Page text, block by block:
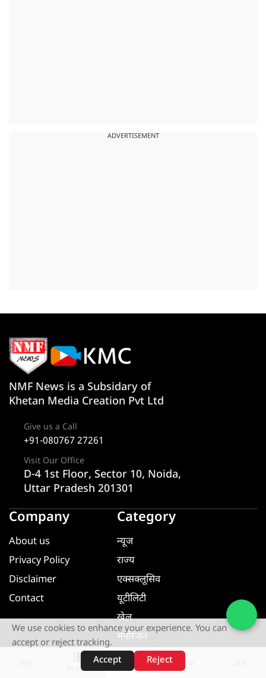
ADVERTISEMENT
वेब स्टोरीज़
NMF News is a Subsidary of
Khetan Media Creation Pvt Ltd
Give us a Call
+91-080767 27261
Visit Our Office
D-4 1st Floor, Sector 10, Noida,
Uttar Pradesh 201301
Company
About us
Privacy Policy
Disclaimer
Contact
Category
न्यूज
राज्य
एक्सक्लूसिव
यूटीलिटी
खेल
मनोरंजन
धर्म ज्ञान
यूटीलिटी
We use cookies to enhance your experience. You can
accept or reject tracking.
Accept
Reject